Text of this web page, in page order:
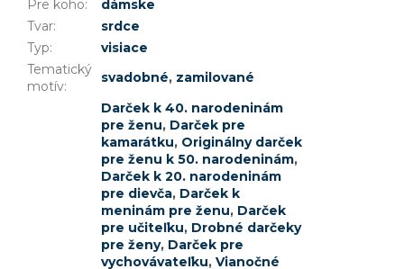
Pre koho:
dámske
Tvar:
srdce
Typ:
visiace
Tematický
motív:
svadobné, zamilované
Darček k 40. narodeninám
pre ženu, Darček pre
kamarátku, Originálny darček
pre ženu k 50. narodeninám,
Darček k 20. narodeninám
pre dievča, Darček k
meninám pre ženu, Darček
pre učiteľku, Drobné darčeky
pre ženy, Darček pre
vychovávateľku, Vianočné